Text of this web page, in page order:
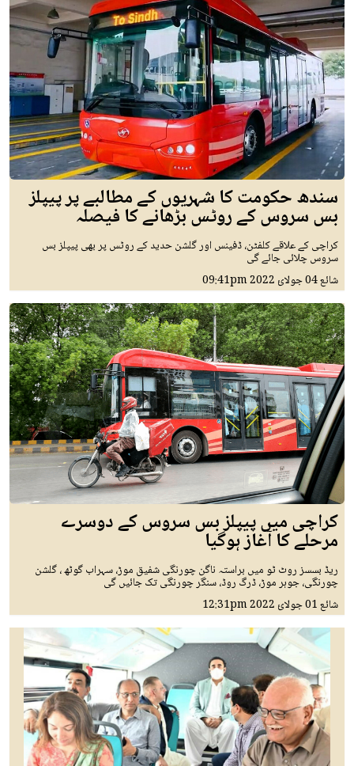
سندھ حکومت کا شہریوں کے مطالبے پر پیپلز
بس سروس کے روٹس بڑھانے کا فیصلہ
کراچی کے علاقے کلفٹن، ڈفینس اور گلشن حدید کے روٹس پر بھی پیپلز بس
سروس چلائی جائے گی
شائع04 جولائ 2022 09:41pm
کراچی میں پیپلز بس سروس کے دوسرے
مرحلے کا آغاز ہوگیا
ریڈ بسسز روٹ ٹو میں براستہ ناگن چورنگی شفیق موڑ، سہراب گوٹھ ، گلشن
چورنگی، جوہر موڑ، ڈرگ روڈ، سنگر چورنگی تک جائیں گی
شائع01 جولائ 2022 12:31pm